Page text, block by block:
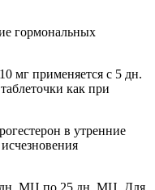
гормональных
мг применяется с 5 дн.
как при
в утренние